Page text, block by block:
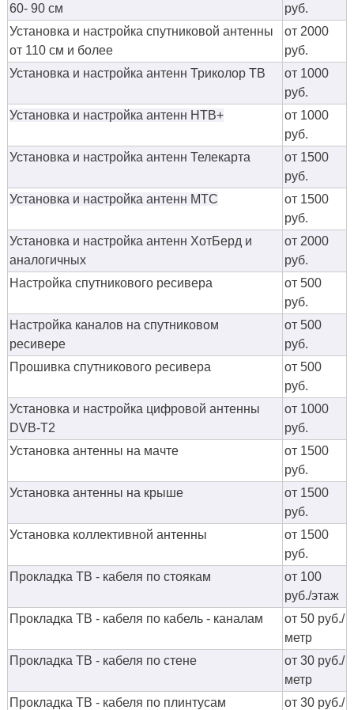
60- 90 см
руб.
Установка и настройка спутниковой антенны
от 110 см и более
от 2000
руб.
Установка и настройка антенн Триколор ТВ
от 1000
руб.
Установка и настройка антенн НТВ+
от 1000
руб.
Установка и настройка антенн Телекарта
от 1500
руб.
Установка и настройка антенн МТС
от 1500
руб.
Установка и настройка антенн ХотБерд и
аналогичных
от 2000
руб.
Настройка спутникового ресивера
от 500
руб.
Настройка каналов на спутниковом
ресивере
от 500
руб.
Прошивка спутникового ресивера
от 500
руб.
Установка и настройка цифровой антенны
DVB-T2
от 1000
руб.
Установка антенны на мачте
от 1500
руб.
Установка антенны на крыше
от 1500
руб.
Установка коллективной антенны
от 1500
руб.
Прокладка ТВ - кабеля по стоякам
от 100
руб./этаж
Прокладка ТВ - кабеля по кабель - каналам
от 50 руб./
метр
Прокладка ТВ - кабеля по стене
от 30 руб./
метр
Прокладка ТВ - кабеля по плинтусам
от 30 руб./